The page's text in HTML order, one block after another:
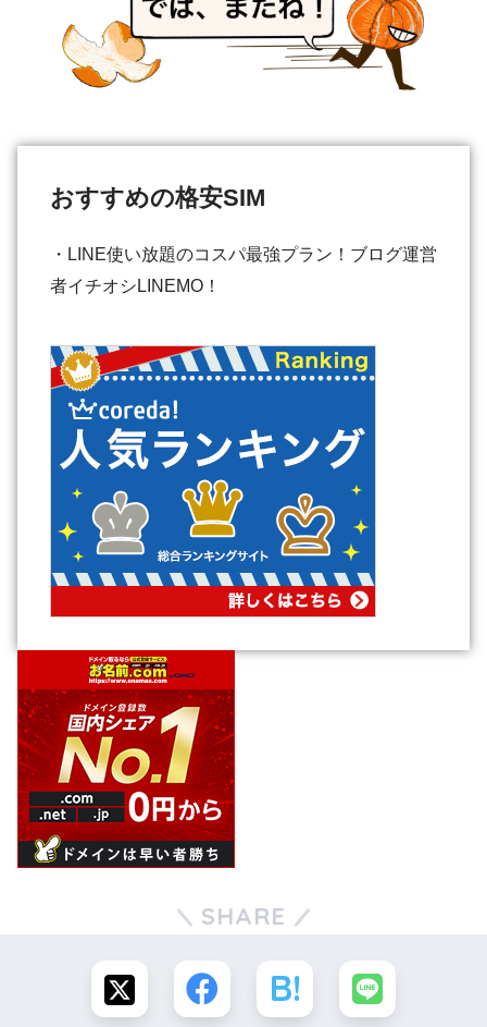
おすすめの格安SIM
・LINE使い放題のコスパ最強プラン！ブログ運営
者イチオシLINEMO！
SHARE